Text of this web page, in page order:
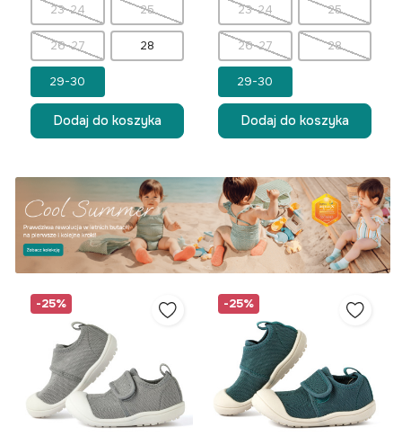
23-24 25
26-27 28
29-30
Dodaj do koszyka
23-24 25
26-27 28
29-30
Dodaj do koszyka
-25% -25%